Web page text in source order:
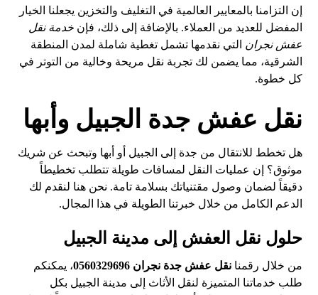
إن التزامنا بالمعايير العالمية في التغليف والتخزين يجعلنا الخيار
المفضل للعديد من العملاء. بالإضافة إلى ذلك، فإنخدمة نقل
عفش نجران التي نقدمها تشمل تغطية شاملة لمدن المنطقة
الشرقية، مما يضمن لك تجربة نقل مريحة وخالية من التوتر في
كل خطوة.
نقل عفش جدة الجبيل وأبها
هل تخطط للانتقال من جدة إلى الجبيل أو أبها وتبحث عن شريك
موثوق؟ إن عمليات النقل لمسافات طويلة تتطلب تخطيطاً
دقيقاً لضمان وصول مقتنياتك بسلامة تامة. نحن هنا لنقدم لك
الدعم الكامل من خلال خبرتنا الطويلة في هذا المجال.
حلول نقل العفش إلى مدينة الجبيل
من خلال رقمنانقل عفش جدة نجران 0560329696
، يمكنكم
طلب خدماتنا المتميزة لنقل الأثاث إلى مدينة الجبيل بكل